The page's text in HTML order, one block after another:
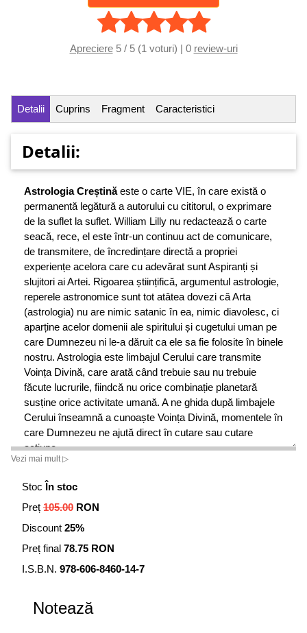
Apreciere5 / 5 (1 voturi) | 0 review-uri
Detalii Cuprins Fragment Caracteristici
Detalii:
Astrologia Creștinăeste o carte VIE, în care există o
permanentă legătură a autorului cu cititorul, o exprimare
de la suflet la suflet. William Lilly nu redactează o carte
seacă, rece, el este într-un continuu act de comunicare,
de transmitere, de încredințare directă a propriei
experiențe acelora care cu adevărat sunt Aspiranți și
slujitori ai Artei. Rigoarea științifică, argumentul astrologie,
reperele astronomice sunt tot atâtea dovezi că Arta
(astrologia) nu are nimic satanic în ea, nimic diavolesc, ci
aparține acelor domenii ale spiritului și cugetului uman pe
care Dumnezeu ni le-a dăruit ca ele sa fie folosite în binele
nostru. Astrologia este limbajul Cerului care transmite
Voința Divină, care arată când trebuie sau nu trebuie
făcute lucrurile, fiindcă nu orice combinație planetară
susține orice activitate umană. A ne ghida după limbajele
Cerului înseamnă a cunoaște Voința Divină, momentele în
care Dumnezeu ne ajută direct în cutare sau cutare
acțiune.
Lilly nu spune asta explicit, dar adevăratul astrolog, pentru
care planetele sunt ființe vii, cunoaște asta și știe că
folosește Arta cu susținere divină directă.
Vezi mai mult ▷
Stoc În stoc
Preț 105.00 RON
Discount 25%
Preț final 78.75 RON
I.S.B.N. 978-606-8460-14-7
Notează